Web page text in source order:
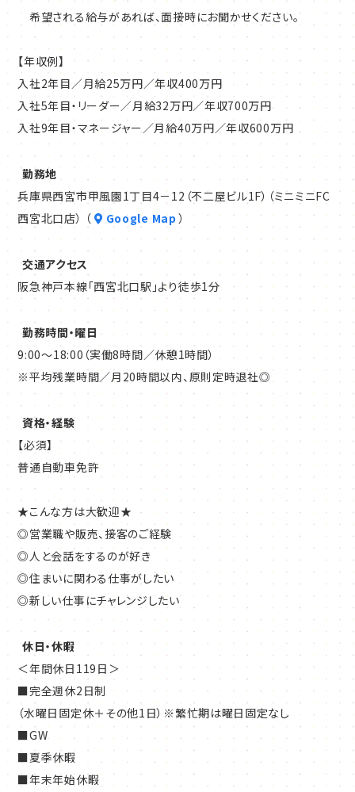
希望される給与があれば、面接時にお聞かせください。
【年収例】
入社2年目／月給25万円／年収400万円
入社5年目・リーダー／月給32万円／年収700万円
入社9年目・マネージャー／月給40万円／年収600万円
勤務地
兵庫県西宮市甲風園1丁目4－12（不二屋ビル1F）（ミニミニFC
西宮北口店） （
Google Map ）
交通アクセス
阪急神戸本線「西宮北口駅」より徒歩1分
勤務時間・曜日
9:00～18:00（実働8時間／休憩1時間）
※平均残業時間／月20時間以内、原則定時退社◎
資格・経験
【必須】
普通自動車免許
★こんな方は大歓迎★
◎営業職や販売、接客のご経験
◎人と会話をするのが好き
◎住まいに関わる仕事がしたい
◎新しい仕事にチャレンジしたい
休日・休暇
＜年間休日119日＞
■完全週休2日制
（水曜日固定休＋その他1日）※繁忙期は曜日固定なし
■GW
■夏季休暇
■年末年始休暇